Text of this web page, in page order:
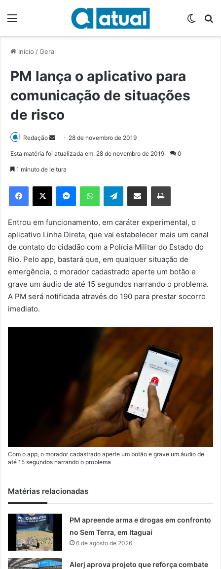
Início /Geral
PM lança o aplicativo para
comunicação de situações
de risco
Redação
d
e
m
e
-
m
a
l
28 de novembro de 2019
Esta matéria foi atualizada em: 28 de novembro de 2019 0
1 minuto de leitura
Telegram
Entrou em funcionamento, em caráter experimental, o
aplicativo Linha Direta, que vai estabelecer mais um canal
de contato do cidadão com a Polícia Militar do Estado do
Rio. Pelo app, bastará que, em qualquer situação de
emergência, o morador cadastrado aperte um botão e
grave um áudio de até 15 segundos narrando o problema.
A PM será notificada através do 190 para prestar socorro
imediato.
Com o app, o morador cadastrado aperte um botão e grave um áudio de
até 15 segundos narrando o problema
Matérias relacionadas
PM apreende arma e drogas em confronto
no Sem Terra, em Itaguaí
6 de agosto de 2026
Alerj aprova projeto que reforça combate